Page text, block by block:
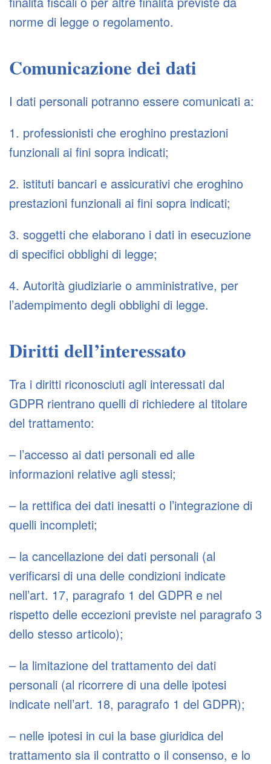
norme di legge o regolamento.
Comunicazione dei dati
I dati personali potranno essere comunicati a:
1. professionisti che eroghino prestazioni
funzionali ai fini sopra indicati;
2. istituti bancari e assicurativi che eroghino
prestazioni funzionali ai fini sopra indicati;
3. soggetti che elaborano i dati in esecuzione
di specifici obblighi di legge;
4. Autorità giudiziarie o amministrative, per
l’adempimento degli obblighi di legge.
Diritti dell’interessato
Tra i diritti riconosciuti agli interessati dal
GDPR rientrano quelli di richiedere al titolare
del trattamento:
– l’accesso ai dati personali ed alle
informazioni relative agli stessi;
– la rettifica dei dati inesatti o l’integrazione di
quelli incompleti;
– la cancellazione dei dati personali (al
verificarsi di una delle condizioni indicate
nell’art. 17, paragrafo 1 del GDPR e nel
rispetto delle eccezioni previste nel paragrafo 3
dello stesso articolo);
– la limitazione del trattamento dei dati
personali (al ricorrere di una delle ipotesi
indicate nell’art. 18, paragrafo 1 del GDPR);
– nelle ipotesi in cui la base giuridica del
trattamento sia il contratto o il consenso, e lo